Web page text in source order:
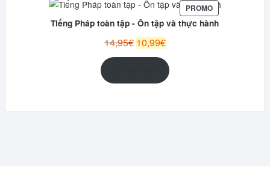
PROMOPRODUIT
EN
PROMOTION
Tiếng Pháp toàn tập - Ôn tập và thực hành
14,95€ Le
10,99€Le
actuel
est :